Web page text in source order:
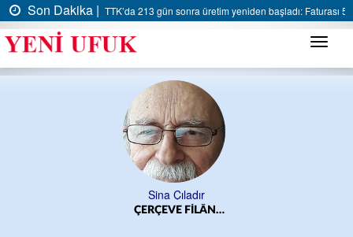
Son Dakika | TTK’da 213 gün sonra üretim yeniden başladı: Faturası 5
Menü
Sina Çıladır
ÇERÇEVE FİLÂN…